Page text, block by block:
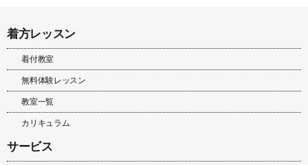
着方レッスン
着付教室
無料体験レッスン
教室一覧
カリキュラム
サービス